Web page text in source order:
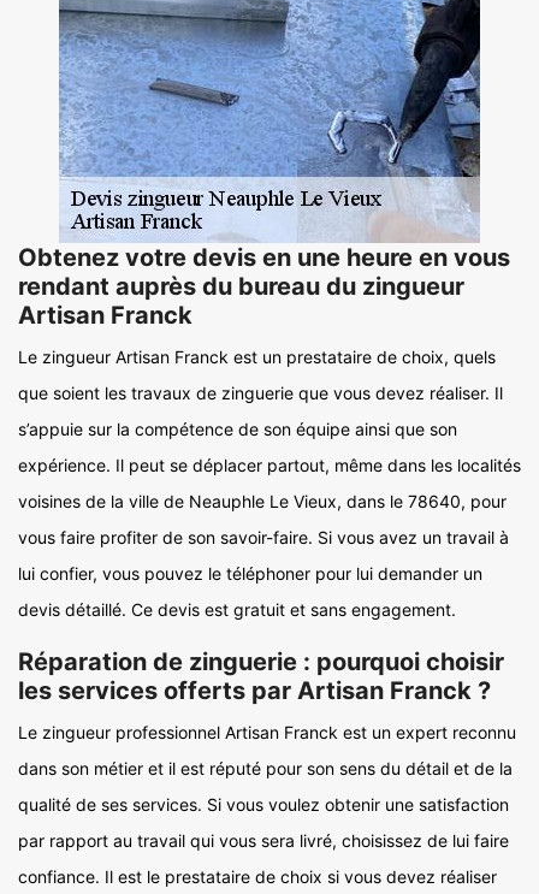
Obtenez votre devis en une heure en vous
rendant auprès du bureau du zingueur
Artisan Franck
Le zingueur Artisan Franck est un prestataire de choix, quels
que soient les travaux de zinguerie que vous devez réaliser. Il
s’appuie sur la compétence de son équipe ainsi que son
expérience. Il peut se déplacer partout, même dans les localités
voisines de la ville de Neauphle Le Vieux, dans le 78640, pour
vous faire profiter de son savoir-faire. Si vous avez un travail à
lui confier, vous pouvez le téléphoner pour lui demander un
devis détaillé. Ce devis est gratuit et sans engagement.
Réparation de zinguerie : pourquoi choisir
les services offerts par Artisan Franck ?
Le zingueur professionnel Artisan Franck est un expert reconnu
dans son métier et il est réputé pour son sens du détail et de la
qualité de ses services. Si vous voulez obtenir une satisfaction
par rapport au travail qui vous sera livré, choisissez de lui faire
confiance. Il est le prestataire de choix si vous devez réaliser